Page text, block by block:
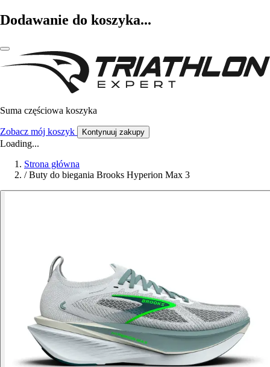
Dodawanie do koszyka...
Suma częściowa koszyka
Zobacz mój koszyk Kontynuuj zakupy
Loading...
Strona główna
/ Buty do biegania Brooks Hyperion Max 3